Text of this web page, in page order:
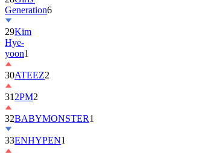
29Kim
Hye-
yoon1
30ATEEZ
312PM2
32 BABYMONSTER
33ENHYPEN1
34ILLIT6